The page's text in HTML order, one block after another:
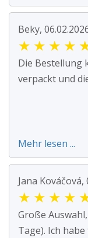
Beky,
★ ★ ★ ★
Die Bestellung
verpackt und
Mehr lesen ...
Jana Kováčová,
★ ★ ★ ★
Große
Tage). Ich